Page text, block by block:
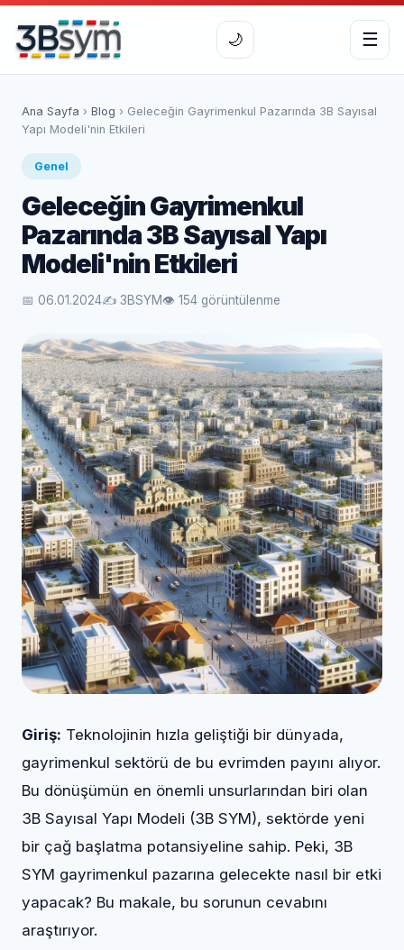
🌙 ☰
Ana Sayfa › Blog › Geleceğin Gayrimenkul Pazarında 3B Sayısal
Yapı Modeli'nin Etkileri
Genel
Geleceğin Gayrimenkul
Pazarında 3B Sayısal Yapı
Modeli'nin Etkileri
📅 06.01.2024✍️ 3BSYM👁 154 görüntülenme
Giriş: Teknolojinin hızla geliştiği bir dünyada,
gayrimenkul sektörü de bu evrimden payını alıyor.
Bu dönüşümün en önemli unsurlarından biri olan
3B Sayısal Yapı Modeli (3B SYM), sektörde yeni
bir çağ başlatma potansiyeline sahip. Peki, 3B
SYM gayrimenkul pazarına gelecekte nasıl bir etki
yapacak? Bu makale, bu sorunun cevabını
araştırıyor.